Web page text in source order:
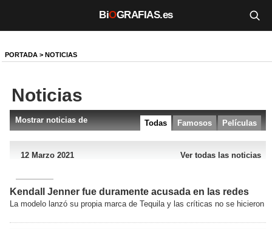
BiOGRAFIAS.es
TV
Un día como hoy
Videos
Galerías
PORTADA > NOTICIAS
Noticias
Mostrar noticias de Películas
Famosos
Todas
12 Marzo 2021 Ver todas las noticias
Kendall Jenner fue duramente acusada en las redes
La modelo lanzó su propia marca de Tequila y las críticas no se hicieron